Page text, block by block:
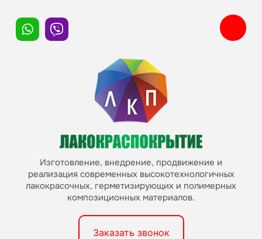
Изготовление, внедрение, продвижение и
реализация современных высокотехнологичных
лакокрасочных, герметизирующих и полимерных
композиционных материалов.
Заказать звонок